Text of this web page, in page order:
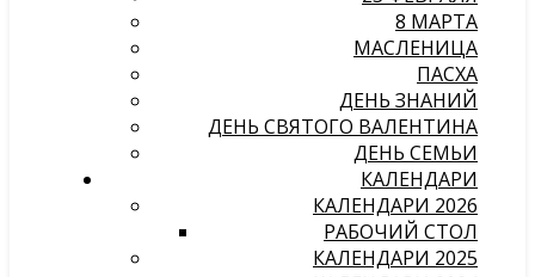
8 МАРТА
МАСЛЕНИЦА
ПАСХА
ДЕНЬ ЗНАНИЙ
ДЕНЬ СВЯТОГО ВАЛЕНТИНА
ДЕНЬ СЕМЬИ
КАЛЕНДАРИ
КАЛЕНДАРИ 2026
РАБОЧИЙ СТОЛ
КАЛЕНДАРИ 2025